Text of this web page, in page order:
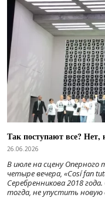
Так поступают все? Нет,
26.06.2026
В июле на сцену Оперного
четыре вечера, «Cosí fan
Серебренникова 2018
тогда, не упустить